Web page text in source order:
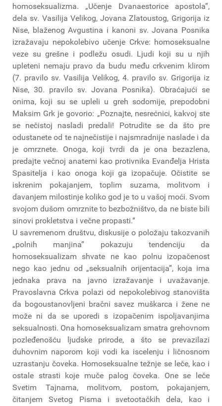
homoseksualizma. „Učenje Dvanaestorice apostola”,
dela sv. Vasilija Velikog, Jovana Zlatoustog, Grigorija iz
Nise, blaženog Avgustina i kanoni sv. Jovana Posnika
izražavaju nepokolebivo učenje Crkve: homoseksualne
veze su grešne i podležu osudi. Ljudi koji su u njih
upleteni nemaju pravo da budu među crkvenim klirom
(7. pravilo sv. Vasilija Velikog, 4. pravilo sv. Grigorija iz
Nise, 30. pravilo sv. Jovana Posnika). Obraćajući se
onima, koji su se upleli u greh sodomije, prepodobni
Maksim Grk je govorio: „Poznajte, nesrećnici, kakvoj ste
se nečistoj nasladi predali! Potrudite se da što pre
odustanete od te najnečistije i najsmradnije naslade i da
je omrznete. Onoga, koji tvrdi da je ona bezazlena,
predajte večnoj anatemi kao protivnika Evanđelja Hrista
Spasitelja i kao onoga koji ga izopačuje. Očistite se
iskrenim pokajanjem, toplim suzama, molitvom i
davanjem milostinje koliko god je to u vašoj moći. Svom
svojom dušom omrznite to bezbožništvo, da ne biste bili
sinovi prokletstva i večne propasti.“
U savremenom društvu, diskusije o položaju takozvanih
„polnih manjina” pokazuju tendenciju da
homoseksualizam shvate ne kao polnu izopačenost
nego kao jednu od „seksualnih orijentacija”, koja ima
jednaka prava na javno izražavanje i uvažavanje.
Pravoslavna Crkva polazi od nepokolebivog stanovišta
da bogoustanovljeni bračni savez muškarca i žene ne
može ni da se uporedi s izopačenim ispoljavanjima
seksualnosti. Ona homoseksualizam smatra grehovnom
pozleđenošću ljudske prirode, a što se prevazilazi
duhovnim naporom koji vodi ka iscelenju i ličnosnom
uzrastanju čoveka. Homoseksualne težnje se leče, kao i
ostale strasti koje muče palog čoveka. One se leče
Svetim Tajnama, molitvom, postom, pokajanjem,
čitanjem Svetog Pisma i svetootačkih dela, kao i